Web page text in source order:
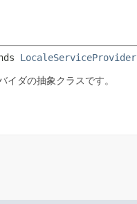
LocaleServiceProvider
イダの抽象クラスです。